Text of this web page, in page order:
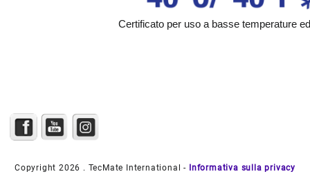
Certificato per uso a basse temperature
Copyright 2026 . TecMate International - Informativa sulla privacy